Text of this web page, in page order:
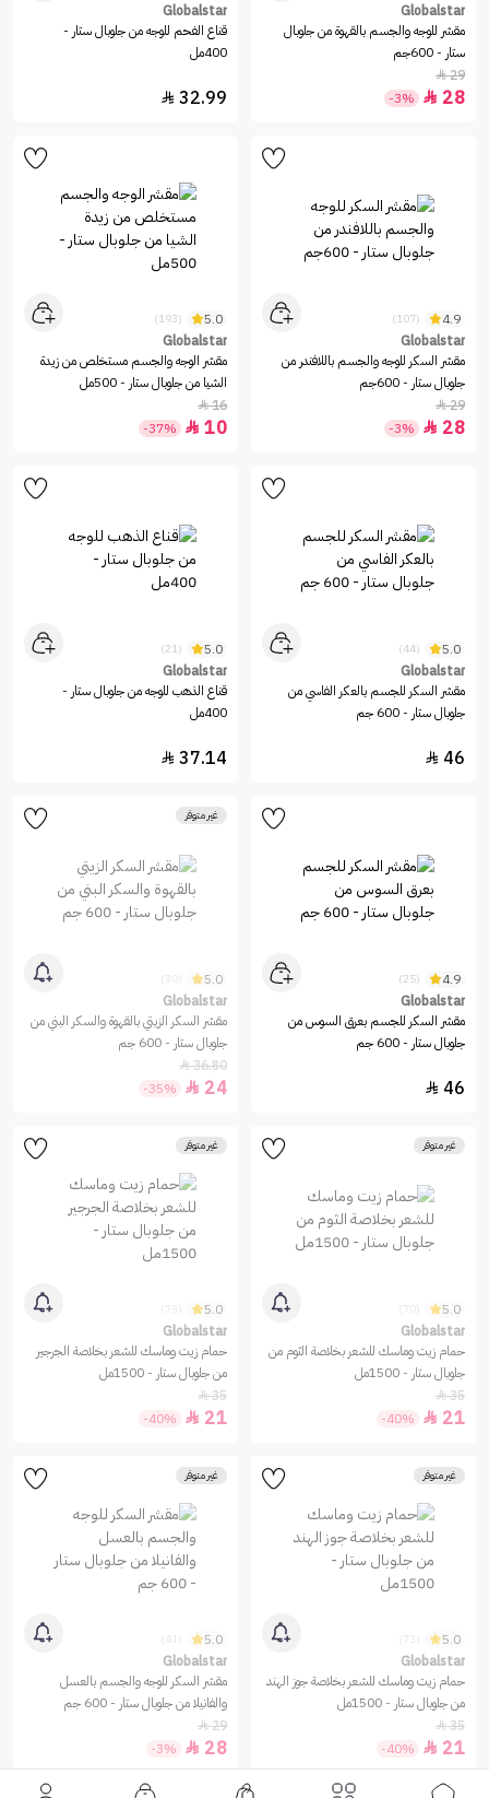
Globalstar
مقشر للوجه والجسم بالقهوة من جلوبال
ستار - 600جم
29

28

-3%
Globalstar
قناع الفحم للوجه من جلوبال ستار -
400مل
32.99

4.9
(107)
Globalstar
مقشر السكر للوجه والجسم باللافندر من
جلوبال ستار - 600جم
29

28

-3%
5.0
(193)
Globalstar
مقشر الوجه والجسم مستخلص من زيدة
الشيا من جلوبال ستار - 500مل
16

10

-37%
5.0
(44)
Globalstar
مقشر السكر للجسم بالعكر الفاسي من
جلوبال ستار - 600 جم
46

5.0
(21)
Globalstar
قناع الذهب للوجه من جلوبال ستار -
400مل
37.14

4.9
(25)
Globalstar
مقشر السكر للجسم بعرق السوس من
جلوبال ستار - 600 جم
46

غير متوفر
5.0
Globalstar
مقشر السكر الزيتي بالقهوة والسكر البني من
جلوبال ستار - 600 جم
36.80

24

-35%
غير متوفر
5.0
Globalstar
حمام زيت وماسك للشعر بخلاصة الثوم من
جلوبال ستار - 1500مل
35

21

-40%
غير متوفر
5.0
Globalstar
حمام زيت وماسك للشعر بخلاصة الجرجير
من جلوبال ستار - 1500مل
35

21

-40%
غير متوفر
5.0
Globalstar
حمام زيت وماسك للشعر بخلاصة جوز الهند
من جلوبال ستار - 1500مل
35

21

-40%
غير متوفر
5.0
Globalstar
مقشر السكر للوجه والجسم بالعسل
والفانيلا من جلوبال ستار - 600 جم
29

28

-3%